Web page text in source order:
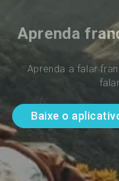
Aprenda
Aprenda a falar
Baixe o